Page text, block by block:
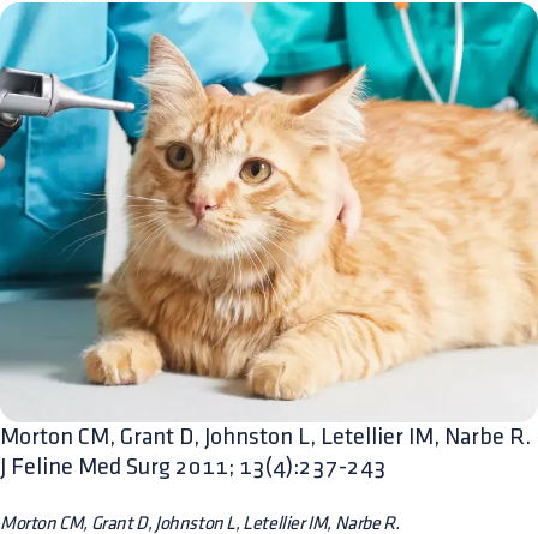
Morton CM, Grant D, Johnston L, Letellier IM, Narbe R.
J Feline Med Surg 2011; 13(4):237-243
Morton CM, Grant D, Johnston L, Letellier IM, Narbe R.